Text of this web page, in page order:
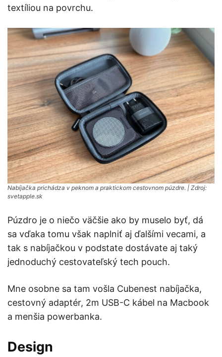
textíliou na povrchu.
Nabíjačka prichádza v peknom a praktickom cestovnom púzdre. | Zdroj:
svetapple.sk
Púzdro je o niečo väčšie ako by muselo byť, dá
sa vďaka tomu však naplniť aj ďalšími vecami, a
tak s nabíjačkou v podstate dostávate aj taký
jednoduchý cestovateľský tech pouch.
Mne osobne sa tam vošla Cubenest nabíjačka,
cestovný adaptér, 2m USB-C kábel na Macbook
a menšia powerbanka.
Design